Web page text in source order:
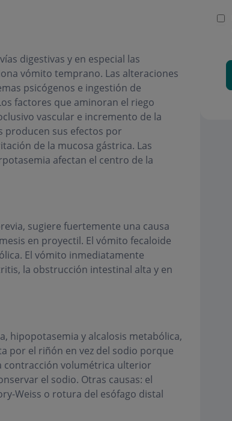
digestivas y en especial las
vómito temprano. Las alteraciones
psicógenos e ingestión de
factores que aminoran el riego
vascular e incremento de la
producen sus efectos por
de la mucosa gástrica. Las
afectan el centro de la
sugiere fuertemente una causa
en proyectil. El vómito fecaloide
El vómito inmediatamente
la obstrucción intestinal alta y en
hipopotasemia y alcalosis metabólica,
por el riñón en vez del sodio porque
contracción volumétrica ulterior
el sodio. Otras causas: el
Weiss o rotura del esófago distal